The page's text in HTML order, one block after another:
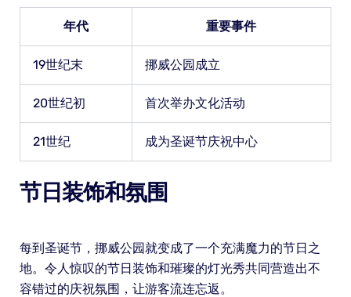
年代 重要事件
19世纪末 挪威公园成立
20世纪初 首次举办文化活动
21世纪 成为圣诞节庆祝中心
节日装饰和氛围
每到圣诞节，挪威公园就变成了一个充满魔力的节日之
地。令人惊叹的节日装饰和璀璨的灯光秀共同营造出不
容错过的庆祝氛围，让游客流连忘返。